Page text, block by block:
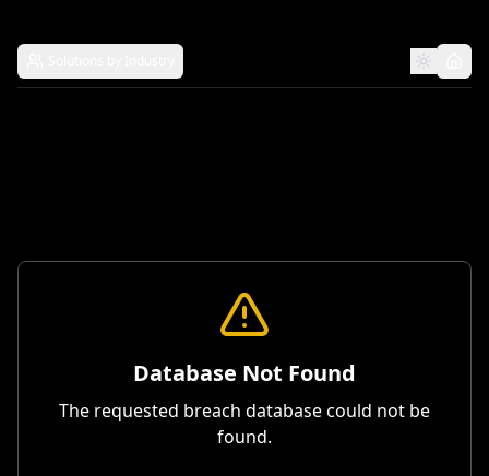
Database Not Found
The requested breach database could not be
found.